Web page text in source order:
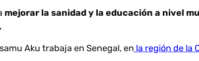
mejorar la sanidad y la educación a nivel
Aku trabaja en Senegal, en la región de la